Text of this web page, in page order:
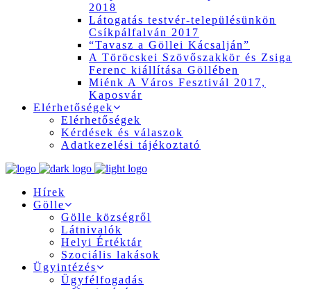
2018
Látogatás testvér-településünkön
Csíkpálfalván 2017
“Tavasz a Göllei Kácsalján”
A Töröcskei Szövőszakkör és Zsiga
Ferenc kiállítása Göllében
Miénk A Város Fesztivál 2017,
Kaposvár
Elérhetőségek
Elérhetőségek
Kérdések és válaszok
Adatkezelési tájékoztató
Hírek
Gölle
Gölle községről
Látnivalók
Helyi Értéktár
Szociális lakások
Ügyintézés
Ügyfélfogadás